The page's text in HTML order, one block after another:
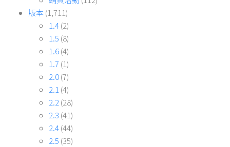
版本 (1,711)
1.4(2)
1.5 (8)
1.6(4)
1.7 (1)
2.0(7)
2.1(4)
2.2(28)
2.3 (41)
2.4(44)
2.5 (35)